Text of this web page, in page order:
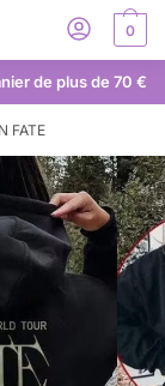
0
de plus de 70 €
FATE